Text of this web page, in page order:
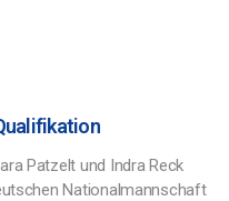
Patzelt und Indra Reck
Nationalmannschaft